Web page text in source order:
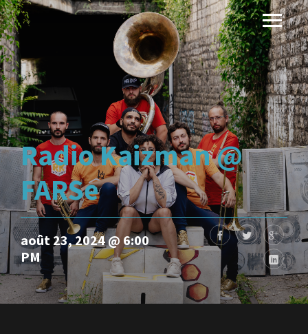
Radio Kaizman @
FARSe
août 23, 2024 @ 6:00
PM